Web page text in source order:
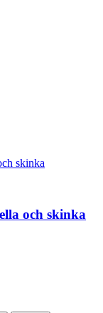
och skinka